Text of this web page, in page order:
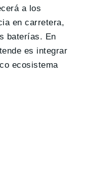
a los
en carretera,
baterías. En
es integrar
ecosistema